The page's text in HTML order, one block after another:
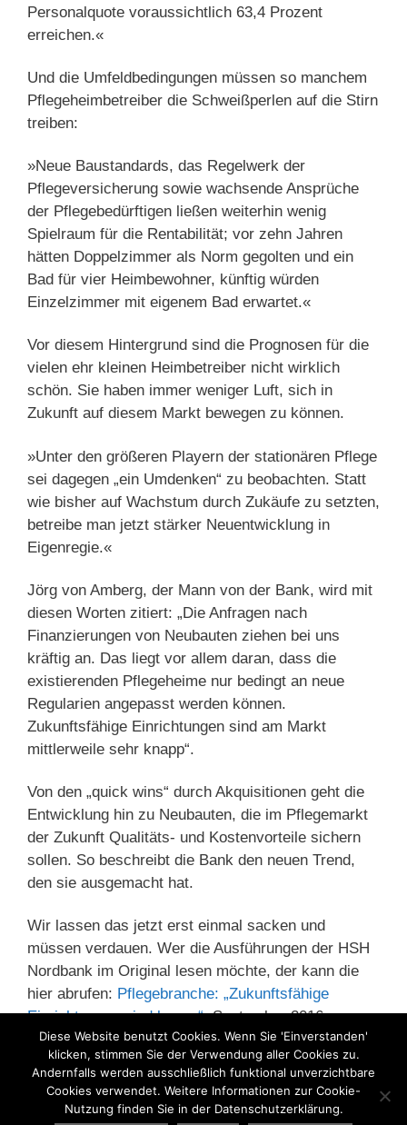
Personalquote voraussichtlich 63,4 Prozent
erreichen.«
Und die Umfeldbedingungen müssen so manchem
Pflegeheimbetreiber die Schweißperlen auf die Stirn
treiben:
»Neue Baustandards, das Regelwerk der
Pflegeversicherung sowie wachsende Ansprüche
der Pflegebedürftigen ließen weiterhin wenig
Spielraum für die Rentabilität; vor zehn Jahren
hätten Doppelzimmer als Norm gegolten und ein
Bad für vier Heimbewohner, künftig würden
Einzelzimmer mit eigenem Bad erwartet.«
Vor diesem Hintergrund sind die Prognosen für die
vielen ehr kleinen Heimbetreiber nicht wirklich
schön. Sie haben immer weniger Luft, sich in
Zukunft auf diesem Markt bewegen zu können.
»Unter den größeren Playern der stationären Pflege
sei dagegen „ein Umdenken“ zu beobachten. Statt
wie bisher auf Wachstum durch Zukäufe zu setzten,
betreibe man jetzt stärker Neuentwicklung in
Eigenregie.«
Jörg von Amberg, der Mann von der Bank, wird mit
diesen Worten zitiert: „Die Anfragen nach
Finanzierungen von Neubauten ziehen bei uns
kräftig an. Das liegt vor allem daran, dass die
existierenden Pflegeheime nur bedingt an neue
Regularien angepasst werden können.
Zukunftsfähige Einrichtungen sind am Markt
mittlerweile sehr knapp“.
Von den „quick wins“ durch Akquisitionen geht die
Entwicklung hin zu Neubauten, die im Pflegemarkt
der Zukunft Qualitäts- und Kostenvorteile sichern
sollen. So beschreibt die Bank den neuen Trend,
den sie ausgemacht hat.
Wir lassen das jetzt erst einmal sacken und
müssen verdauen. Wer die Ausführungen der HSH
Nordbank im Original lesen möchte, der kann die
hier abrufen: Pflegebranche: „Zukunftsfähige
Einrichtungen sind knapp“, September 2016.
Kategorien
Altenpflege,Demenz,Gesundheitsberufe,
Pflege,Pflegeausbildung,Pflegeheim
Diese Website benutzt Cookies. Wenn Sie 'Einverstanden'
klicken, stimmen Sie der Verwendung aller Cookies zu.
Andernfalls werden ausschließlich funktional unverzichtbare
Cookies verwendet. Weitere Informationen zur Cookie-
Nutzung finden Sie in der Datenschutzerklärung.